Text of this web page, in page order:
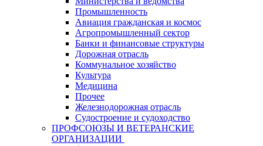
Промышленность
Авиация гражданская и космос
Агропромышленный сектор
Банки и финансовые структуры
Дорожная отрасль
Коммунальное хозяйство
Культура
Медицина
Прочее
Железнодорожная отрасль
Судостроение и судоходство
ПРОФСОЮЗЫ И ВЕТЕРАНСКИЕ
ОРГАНИЗАЦИИ